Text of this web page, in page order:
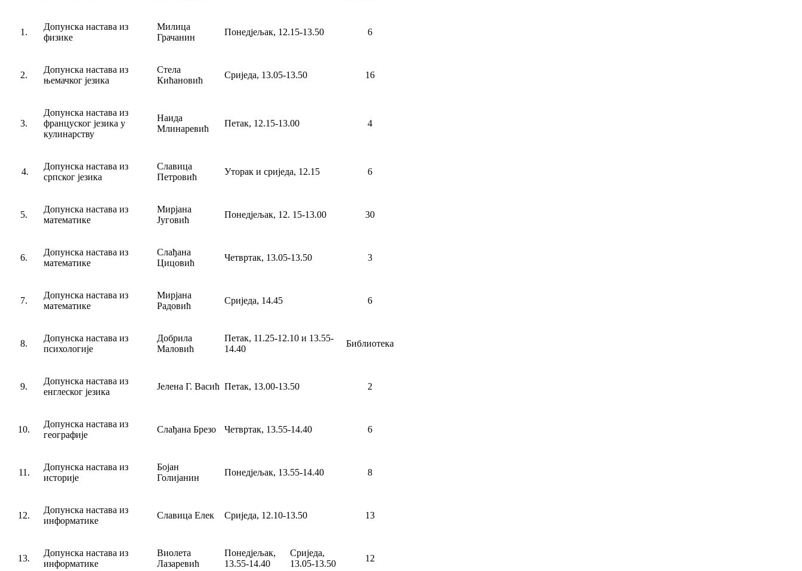
1.
Допунска настава из
физике
Милица
Грачанин
Понедјељак, 12.15-13.50 6
2.
Допунска настава из
њемачког језика
Стела
Кићановић
Сриједа, 13.05-13.50 16
3.
Допунска настава из
француског језика у
кулинарству
Наида
Млинаревић
Петак, 12.15-13.00 4
4.
Допунска настава из
српског језика
Славица
Петровић
Уторак и сриједа, 12.15 6
5.
Допунска настава из
математике
Мирјана
Југовић
Понедјељак, 12. 15-13.00 30
6.
Допунска настава из
математике
Слађана
Цицовић
Четвртак, 13.05-13.50 3
7.
Допунска настава из
математике
Мирјана
Радовић
Сриједа, 14.45 6
8.
Допунска настава из
психологије
Добрила
Маловић
Петак, 11.25-12.10 и 13.55-
14.40
Библиотека
9.
Допунска настава из
енглеског језика
Јелена Г. Васић Петак, 13.00-13.50 2
10.
Допунска настава из
географије
Слађана Брезо Четвртак, 13.55-14.40 6
11.
Допунска настава из
историје
Бојан
Голијанин
Понедјељак, 13.55-14.40 8
12.
Допунска настава из
информатике
Славица Елек Сриједа, 12.10-13.50 13
13.
Допунска настава из
информатике
Виолета
Лазаревић
Понедјељак,
13.55-14.40
Сриједа,
13.05-13.50
12